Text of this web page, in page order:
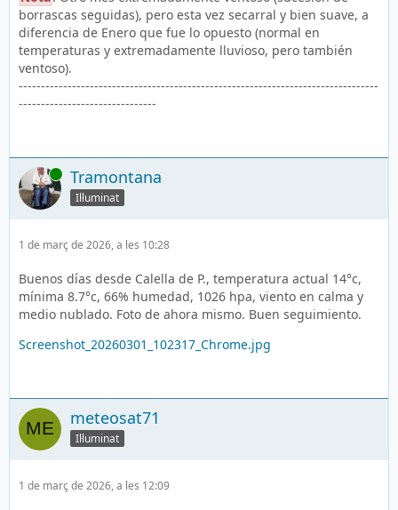
borrascas seguidas), pero esta vez secarral y bien suave, a
diferencia de Enero que fue lo opuesto (normal en
temperaturas y extremadamente lluvioso, pero también
ventoso).
---------------------------------------------------------------------------------
-------------------------------
En línia Tramontana
Il·luminat
1 de març de 2026, a les 10:28
Buenos días desde Calella de P., temperatura actual 14°c,
mínima 8.7°c, 66% humedad, 1026 hpa, viento en calma y
medio nublado. Foto de ahora mismo. Buen seguimiento.
Screenshot_20260301_102317_Chrome.jpg
meteosat71
Il·luminat
1 de març de 2026, a les 12:09